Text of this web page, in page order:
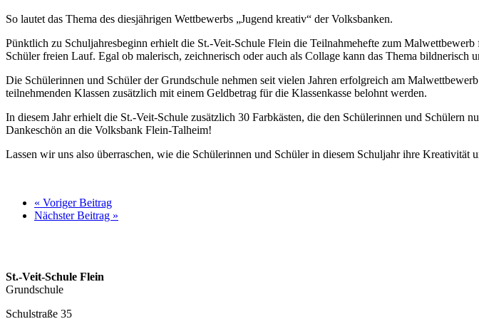
So lautet das Thema des diesjährigen Wettbewerbs „Jugend kreativ“ der Volksbanken.
Pünktlich zu Schuljahresbeginn erhielt die St.-Veit-Schule Flein die Teilnahmehefte zum
Schüler freien Lauf. Egal ob malerisch, zeichnerisch oder auch als Collage kann das Thema bildnerisch
Die Schülerinnen und Schüler der Grundschule nehmen seit vielen Jahren erfolgreich am
teilnehmenden Klassen zusätzlich mit einem Geldbetrag für die Klassenkasse belohnt werden.
In diesem Jahr erhielt die St.-Veit-Schule zusätzlich 30 Farbkästen, die den Schülerinnen und
Dankeschön an die Volksbank Flein-Talheim!
Lassen wir uns also überraschen, wie die Schülerinnen und Schüler in diesem Schuljahr ihre Kreativität
« Voriger Beitrag
Nächster Beitrag »
St.-Veit-Schule Flein
Grundschule
Schulstraße 35